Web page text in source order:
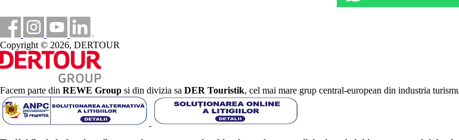
13 km
Centrul orasului
0 m
Magazine
Distanta pana la plaja
35 km
Distanta de cel mai apropiat aeroport
Copyright © 2026, DERTOUR
Facem parte din REWE Group si din divizia sa DER Touristik, cel mai mare grup central-european din industria